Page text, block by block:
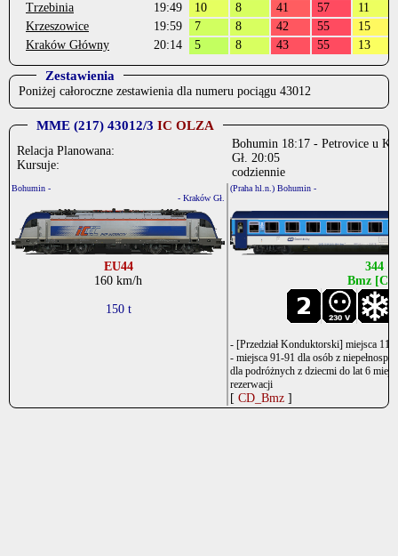
Trzebinia
19:49 10 8 41 57
11
Krzeszowice
19:59 7 8 42 55
15
Kraków Główny
20:14 5 8 43 55 13
Zestawienia
Poniżej całoroczne zestawienia dla numeru pociągu 43012
MME (217) 43012/3 IC OLZA
Relacja Planowana:
Kursuje:
Bohumin 18:17 - Petrovice u
Gł. 20:05
codziennie
Bohumin -
- Kraków Gł.
EU44
160 km/h
150 t
(Praha hl.n.) Bohumin -
344
Bmz
- [Przedział Konduktorski] miejsca 11-
- miejsca 91-91 dla osób z
dla podróżnych z dziecmi do lat 6
rezerwacji
[ CD_Bmz ]